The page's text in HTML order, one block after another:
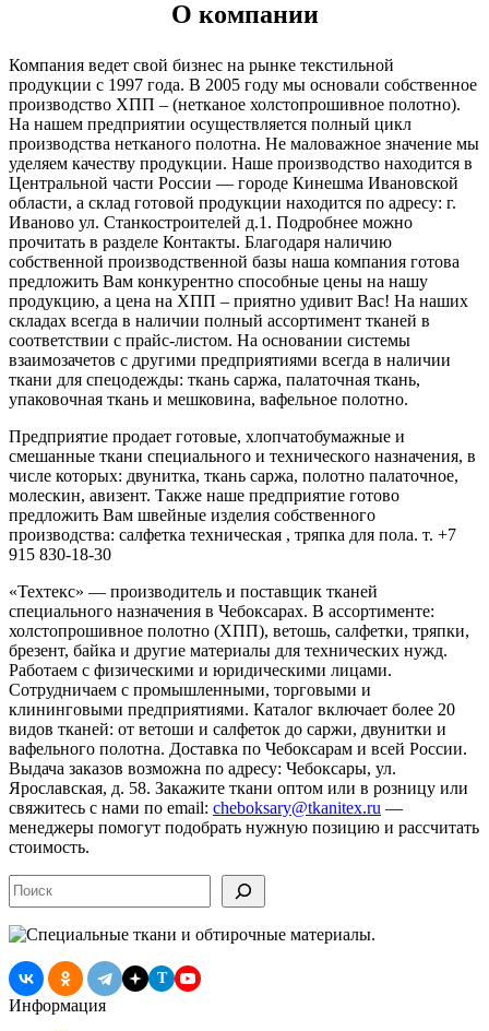
О компании
Компания ведет свой бизнес на рынке текстильной
продукции с 1997 года. В 2005 году мы основали собственное
производство ХПП – (нетканое холстопрошивное полотно).
На нашем предприятии осуществляется полный цикл
производства нетканого полотна. Не маловажное значение мы
уделяем качеству продукции. Наше производство находится в
Центральной части России — городе Кинешма Ивановской
области, а склад готовой продукции находится по адресу: г.
Иваново ул. Станкостроителей д.1. Подробнее можно
прочитать в разделе Контакты. Благодаря наличию
собственной производственной базы наша компания готова
предложить Вам конкурентно способные цены на нашу
продукцию, а цена на ХПП – приятно удивит Вас! На наших
складах всегда в наличии полный ассортимент тканей в
соответствии с прайс-листом. На основании системы
взаимозачетов с другими предприятиями всегда в наличии
ткани для спецодежды: ткань саржа, палаточная ткань,
упаковочная ткань и мешковина, вафельное полотно.
Предприятие продает готовые, хлопчатобумажные и
смешанные ткани специального и технического назначения, в
числе которых: двунитка, ткань саржа, полотно палаточное,
молескин, авизент. Также наше предприятие готово
предложить Вам швейные изделия собственного
производства: салфетка техническая , тряпка для пола. т. +7
915 830-18-30
«Техтекс» — производитель и поставщик тканей
специального назначения в Чебоксарах. В ассортименте:
холстопрошивное полотно (ХПП), ветошь, салфетки, тряпки,
брезент, байка и другие материалы для технических нужд.
Работаем с физическими и юридическими лицами.
Сотрудничаем с промышленными, торговыми и
клининговыми предприятиями. Каталог включает более 20
видов тканей: от ветоши и салфеток до саржи, двунитки и
вафельного полотна. Доставка по Чебоксарам и всей России.
Выдача заказов возможна по адресу: Чебоксары, ул.
Ярославская, д. 58. Закажите ткани оптом или в розницу или
свяжитесь с нами по email: cheboksary@tkanitex.ru —
менеджеры помогут подобрать нужную позицию и рассчитать
стоимость.
Поиск
T
Информация